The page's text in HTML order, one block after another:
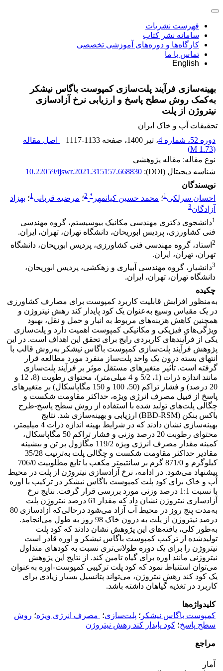
فهرست نشریات
سامانه نشر کتاب
کارگاه‌ها و دوره‌های آموزشی تخصصی
تماس با ما
English
بهینه‌سازی فرآیند پلت‌سازی کمپوست باگاس نیشکر
به‌کمک روش سطح پاسخ و ارزیابی نرخ آزادسازی
نیتروژن از پلت
تحقیقات آب و خاک ایران
دوره 52، شماره 4
، تیر 1400 ، صفحه 1117-1133
اصل مقاله
(
1.73 M
)
نوع مقاله: مقاله پژوهشی
شناسه دیجیتال (DOI):
10.22059/ijswr.2021.315157.668830
نویسندگان
احسان سرلکی1؛ محمد حسین کیانمهر *
2؛ مرضیه قربانی1؛ بهزاد
آزادگان3
1دانشجوی دکتری مهندسی مکانیک بیوسیستم، گروه مهندسی
فنی کشاورزی، پردیس ابوریحان، دانشگاه تهران، تهران، ایران.
2 استاد، گروه مهندسی فنی کشاورزی، پردیس ابوریحان، دانشگاه
تهران، تهران، ایران.
3دانشیار، گروه مهندسی آبیاری و زهکشی، پردیس ابوریحان،
دانشگاه تهران، تهران، ایران.
چکیده
به‌منظور افزایش قابلیت کاربرد کمپوست برای مصارف کشاورزی
در یک مقیاس وسیع به‌عنوان یک کود پایدار کند رهش نیتروژن و
همچنین کاهش هزینه‌های مربوط به انبار و حمل و نقل، بهبود
ویژگی‌های فیزیکی و مکانیکی کمپوست اهمیت دارد و پلت‌سازی
یکی از فرآیندهای کاربردی رایج برای تحقق این اهداف است. در این
پژوهش فرآیند پلت‌سازی کمپوست‌ باگاس نیشکر به‌روش قالب با
انتهای بسته درون یک واحد پلت‌ساز منفرد مورد مطالعه قرار
گرفته است. تأثیر متغیرهای مستقل موثر بر فرآیند پلت‌سازی
مانند اندازه ذرات (1، 5/2 و 4 میلی‌متر)، محتوای رطوبت (8، 12 و
20 درصد) و فشار تراکم (50، 100 و 150 مگاپاسکال) بر متغیرهای
پاسخ‌ از قبیل مصرف انرژی ویژه، حداکثر مقاومت شکست و
چگالی پلت‌های تولید شده با استفاده از روش سطح پاسخ-طرح
باکس بنکن (BBD-RSM) ارزیابی و بهینه‌سازی شد. نتایج
بهینه‌سازی نشان دادند که در شرایط بهینه اندازه ذرات 4 میلیمتر،
محتوای رطوبت 20 درصد وزنی و فشار تراکم 50 مگاپاسکال،
کمینه مقدار مصرف انرژی ویژه 119/2 مگاژول بر تن و بیشینه
مقادیر حداکثر مقاومت شکست و چگالی پلت به‌ترتیب 35/28
کیلوگرم و 871/0 گرم بر سانتیمتر مکعب با تابع مطلوبیت 706/0
پیشنهاد می‌شود. در ادامه، نرخ آزادسازی نیتروژن از پلت در محیط
آب و خاک برای کود پلت کمپوست باگاس نیشکر در ترکیب با اوره
با نسبت 1:1 درصد وزنی مورد بررسی قرار گرفت. نتایج نرخ
آزادسازی نیتروژن نشان داد که مقدار 61 درصد نیتروژن پلت
به‌مدت پنج روز در محیط آب آزاد می‌شود درحالی‌که آزادسازی 80
درصد نیتروژن از پلت به درون خاک 98 روز به طول می‌انجامد.
به‌طور کلی، یافته‌های این پژوهش نشان دادند که کود پلت
تولیدشده از ترکیب کمپوست باگاس نیشکر و اوره قادر است
نیتروژن را برای یک دوره طولانی‌تری نسبت به کودهای متداول
نیتروژنی مانند اوره برای گیاه تامین کند. از نتایج این پژوهش
می‌توان استنباط نمود که کود پلت ترکیبی کمپوست-اوره به‌عنوان
یک کود کند رهش نیتروژن، می‌تواند پتانسیل بسیار زیادی برای
کاربرد در تغذیه گیاهان داشته باشد.
کلیدواژه‌ها
کمپوست باگاس نیشکر ؛ پلت‌سازی؛ ‌ مصرف انرژی ویژه؛ روش
سطح پاسخ؛ کود پایدار کند رهش نیتروژن
مراجع
آمار